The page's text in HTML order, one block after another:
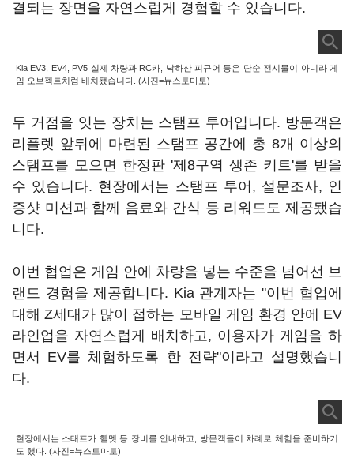
결되는 장면을 자연스럽게 경험할 수 있습니다.
Kia EV3, EV4, PV5 실제 차량과 RC카, 낙하산 피규어 등은 단순 전시물이 아니라 게
임 오브젝트처럼 배치됐습니다. (사진=뉴스토마토)
두 거점을 잇는 장치는 스탬프 투어입니다. 방문객은
리플렛 앞뒤에 마련된 스탬프 공간에 총 8개 이상의
스탬프를 모으면 한정판 '제8구역 생존 키트'를 받을
수 있습니다. 현장에서는 스탬프 투어, 설문조사, 인
증샷 미션과 함께 음료와 간식 등 리워드도 제공됐습
니다.
이번 협업은 게임 안에 차량을 넣는 수준을 넘어선 브
랜드 경험을 제공합니다. Kia 관계자는 "이번 협업에
대해 Z세대가 많이 접하는 모바일 게임 환경 안에 EV
라인업을 자연스럽게 배치하고, 이용자가 게임을 하
면서 EV를 체험하도록 한 전략"이라고 설명했습니
다.
현장에서는 스태프가 헬멧 등 장비를 안내하고, 방문객들이 차례로 체험을 준비하기
도 했다. (사진=뉴스토마토)